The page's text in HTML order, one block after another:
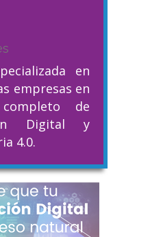
en
empresas en
de
Digital y
4.0.